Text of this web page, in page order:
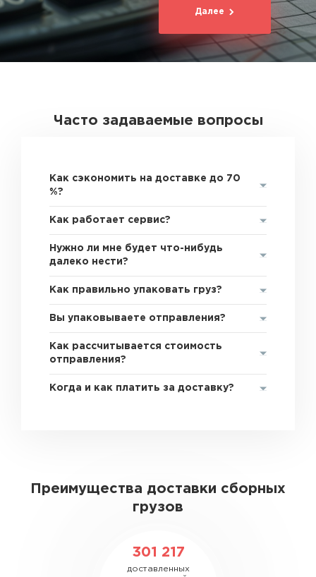
Далее
Часто задаваемые вопросы
Как сэкономить на доставке до 70
%?
Как работает сервис?
Нужно ли мне будет что-нибудь
далеко нести?
Как правильно упаковать груз?
Вы упаковываете отправления?
Как рассчитывается стоимость
отправления?
Когда и как платить за доставку?
Преимущества доставки сборных
грузов
301 217
доставленных